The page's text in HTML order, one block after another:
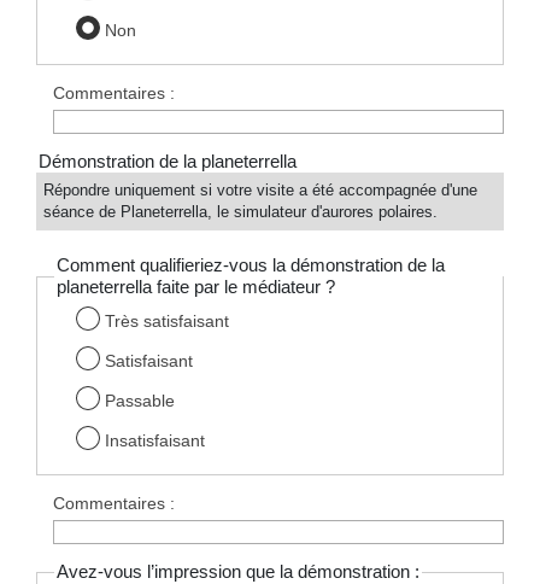
Non
Commentaires :
Démonstration de la planeterrella
Répondre uniquement si votre visite a été accompagnée d'une
séance de Planeterrella, le simulateur d'aurores polaires.
Comment qualifieriez-vous la démonstration de la
planeterrella faite par le médiateur ?
Très satisfaisant
Satisfaisant
Passable
Insatisfaisant
Commentaires :
Avez-vous l’impression que la démonstration :